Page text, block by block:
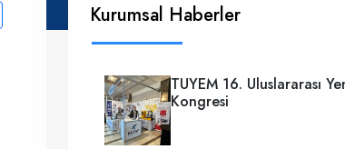
Kurumsal Haberler
TUYEM 16. Uluslararası
Kongresi